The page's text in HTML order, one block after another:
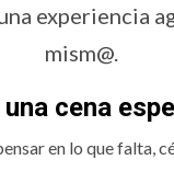
experiencia
mism@.
cena
en lo que falta,